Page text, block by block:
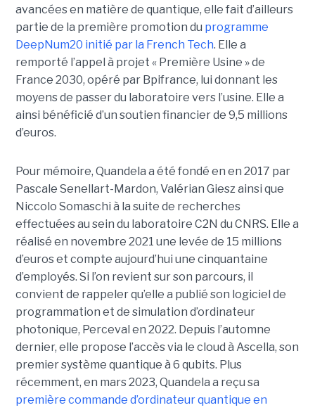
avancées en matière de quantique, elle fait d’ailleurs
partie de la première promotion du programme
DeepNum20 initié par la French Tech. Elle a
remporté l’appel à projet « Première Usine » de
France 2030, opéré par Bpifrance, lui donnant les
moyens de passer du laboratoire vers l’usine. Elle a
ainsi bénéficié d’un soutien financier de 9,5 millions
d’euros.
Pour mémoire, Quandela a été fondé en en 2017 par
Pascale Senellart-Mardon, Valérian Giesz ainsi que
Niccolo Somaschi à la suite de recherches
effectuées au sein du laboratoire C2N du CNRS. Elle a
réalisé en novembre 2021 une levée de 15 millions
d’euros et compte aujourd’hui une cinquantaine
d’employés. Si l’on revient sur son parcours, il
convient de rappeler qu’elle a publié son logiciel de
programmation et de simulation d’ordinateur
photonique, Perceval en 2022. Depuis l’automne
dernier, elle propose l’accès via le cloud à Ascella, son
premier système quantique à 6 qubits. Plus
récemment, en mars 2023, Quandela a reçu sa
première commande d’ordinateur quantique en